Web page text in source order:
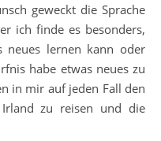
geweckt die Sprache
ich finde es besonders,
lernen kann oder
habe etwas neues zu
in mir auf jeden Fall den
zu reisen und die